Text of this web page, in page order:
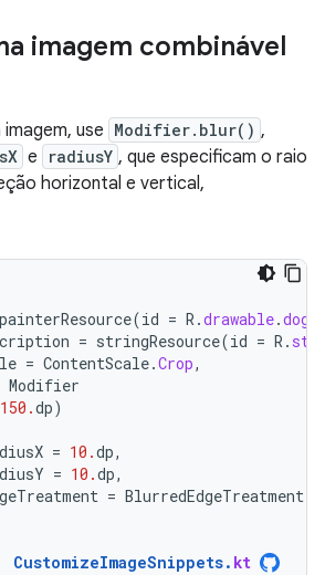
imagem combinável
use Modifier.blur() ,
e radiusY , que especificam o raio
horizontal e vertical,
painterResource(id = R .drawable.dog
= stringResource(id = R .
= ContentScale.Crop,
Modifier
150.dp)
= 10.dp,
= 10.dp,
= BlurredEdgeTreatment
CustomizeImageSnippets. kt